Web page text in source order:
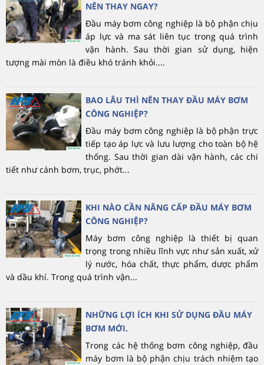
NÊN THAY NGAY?
Đầu máy bơm công nghiệp là bộ phận chịu
áp lực và ma sát liên tục trong quá trình
vận hành. Sau thời gian sử dụng, hiện
tượng mài mòn là điều khó tránh khỏi....
BAO LÂU THÌ NÊN THAY ĐẦU MÁY BƠM
CÔNG NGHIỆP?
Đầu máy bơm công nghiệp là bộ phận trực
tiếp tạo áp lực và lưu lượng cho toàn bộ hệ
thống. Sau thời gian dài vận hành, các chi
tiết như cánh bơm, trục, phớt...
KHI NÀO CẦN NÂNG CẤP ĐẦU MÁY BƠM
CÔNG NGHIỆP?
Máy bơm công nghiệp là thiết bị quan
trọng trong nhiều lĩnh vực như sản xuất, xử
lý nước, hóa chất, thực phẩm, dược phẩm
và dầu khí. Trong quá trình vận...
NHỮNG LỢI ÍCH KHI SỬ DỤNG ĐẦU MÁY
BƠM MỚI.
Trong các hệ thống bơm công nghiệp, đầu
máy bơm là bộ phận chịu trách nhiệm tạo